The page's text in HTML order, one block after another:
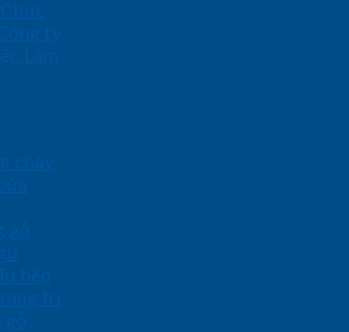
ty
Làm
cháy
gỗ
bếp
trí
gỗ